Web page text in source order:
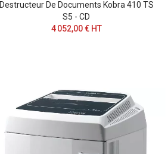
Destructeur De Documents Kobra 410 TS
S5 - CD
4 052,00 € HT